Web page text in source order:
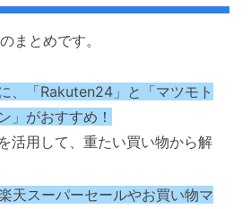
まとめです。
、「Rakuten24」と「マツモト
」がおすすめ！
活用して、重たい買い物から解
天スーパーセールやお買い物マ